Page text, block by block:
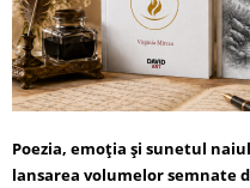
Poezia, emoția și sunetul
lansarea volumelor semnate